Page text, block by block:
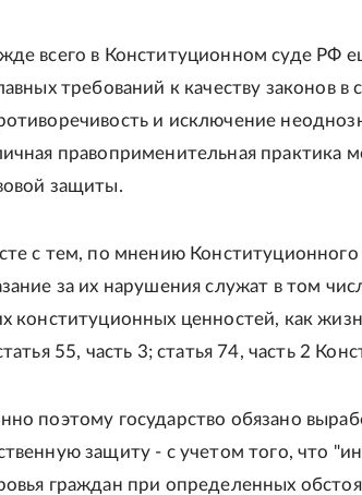
всего в Конституционном суде РФ
требований к качеству законов в
и исключение
правоприменительная практика
защиты.
с тем, по мнению
за их нарушения служат в том
конституционных ценностей, как
55, часть 3; статья 74, часть 2
поэтому государство обязано
защиту - с учетом того, что
граждан при определенных